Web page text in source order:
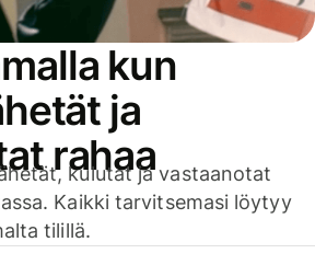
kun
ja
rahaa
kulutat ja vastaanotat
Kaikki tarvitsemasi löytyy
tilillä.